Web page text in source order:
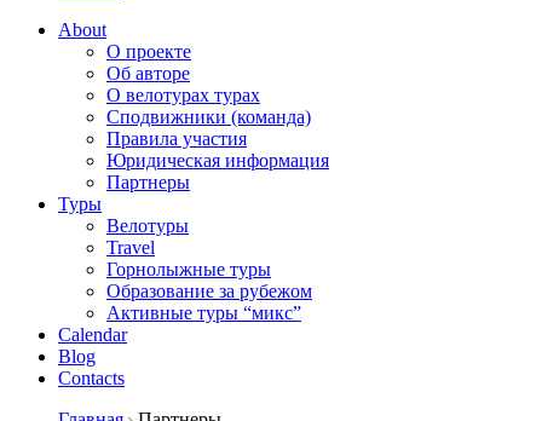
About
О проекте
Об авторе
О велотурах турах
Сподвижники (команда)
Правила участия
Юридическая информация
Партнеры
Туры
Велотуры
Travel
Горнолыжные туры
Образование за рубежом
Активные туры “микс”
Calendar
Blog
Contacts